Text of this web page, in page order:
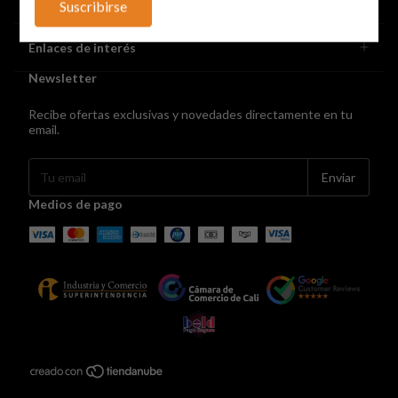
Enlaces de interés
Newsletter
Recibe ofertas exclusivas y novedades directamente en tu
email.
Medios de pago
Suscribirse